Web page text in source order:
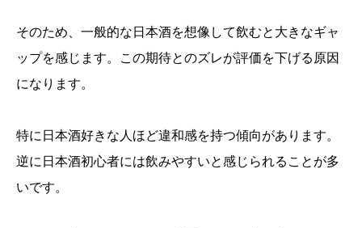
そのため、一般的な日本酒を想像して飲むと大きなギャ
ップを感じます。この期待とのズレが評価を下げる原因
になります。
特に日本酒好きな人ほど違和感を持つ傾向があります。
逆に日本酒初心者には飲みやすいと感じられることが多
いです。